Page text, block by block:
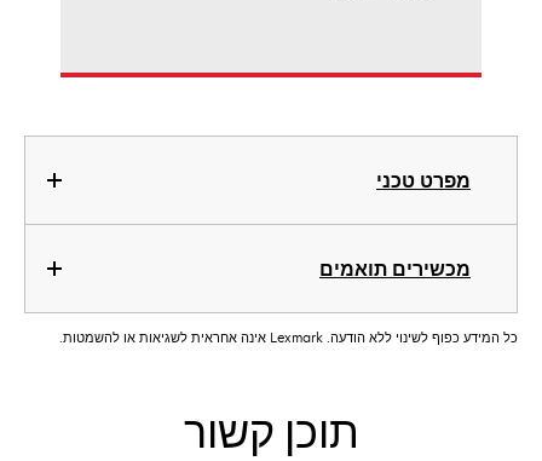
מפרט טכני
מכשירים תואמים
כל המידע כפוף לשינוי ללא הודעה. Lexmark אינה אחראית לשגיאות או להשמטות.
תוכן קשור